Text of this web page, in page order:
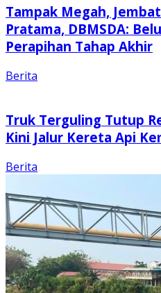
Tampak Megah,
Pratama, DBMSDA:
Perapihan Tahap Akhir
Berita
Truk Terguling Tutup
Kini Jalur Kereta Api
Berita